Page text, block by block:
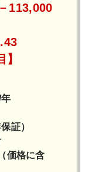
113,000
証）
価格に含